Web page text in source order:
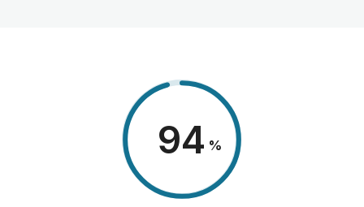
98 %